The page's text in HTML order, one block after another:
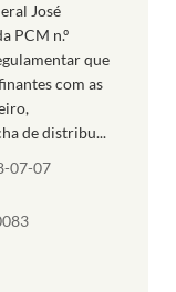
José
PCM n.º
que
com as
de distribu...
07-07